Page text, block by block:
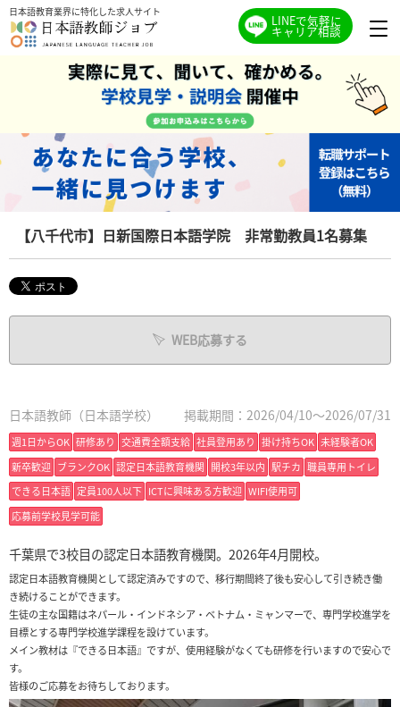
日本語教育業界に特化した求人サイト
LINEで気軽に
キャリア相談
【八千代市】日新国際日本語学院 非常勤教員1名募集
WEB応募する
日本語教師（日本語学校） 掲載期間：2026/04/10～2026/07/31
週1日からOK 研修あり 交通費全額支給 社員登用あり 掛け持ちOK 未経験者OK
新卒歓迎 ブランクOK 認定日本語教育機関 開校3年以内 駅チカ 職員専用トイレ
できる日本語 定員100人以下 ICTに興味ある方歓迎 WIFI使用可
応募前学校見学可能
千葉県で3校目の認定日本語教育機関。2026年4月開校。
認定日本語教育機関として認定済みですので、移行期間終了後も安心して引き続き働
き続けることができます。
生徒の主な国籍はネパール・インドネシア・ベトナム・ミャンマーで、専門学校進学を
目標とする専門学校進学課程を設けています。
メイン教材は『できる日本語』ですが、使用経験がなくても研修を行いますので安心で
す。
皆様のご応募をお待ちしております。